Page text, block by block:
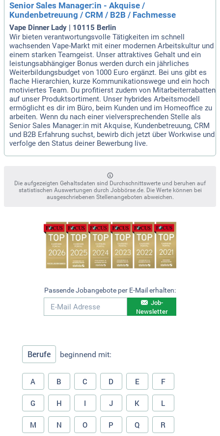
Senior Sales Manager:in - Akquise /
Kundenbetreuung / CRM / B2B / Fachmesse
Vape Dinner Lady | 10115 Berlin
Wir bieten verantwortungsvolle Tätigkeiten im schnell
wachsenden Vape-Markt mit einer modernen Arbeitskultur und
einem starken Teamgeist. Unser attraktives Gehalt und ein
leistungsabhängiger Bonus werden durch ein jährliches
Weiterbildungsbudget von 1000 Euro ergänzt. Bei uns gibt es
flache Hierarchien, kurze Kommunikationswege und ein hoch
motiviertes Team. Du profitierst zudem von Mitarbeiterrabatten
auf unser Produktsortiment. Unser hybrides Arbeitsmodell
ermöglicht es dir im Büro, beim Kunden und im Homeoffice zu
arbeiten. Wenn du nach einer vielversprechenden Stelle als
Senior Sales Manager:in mit Akquise, Kundenbetreuung, CRM
und B2B Erfahrung suchst, bewirb dich jetzt über Workwise und
verfolge den Status deiner Bewerbung live.
Die aufgezeigten Gehaltsdaten sind Durchschnittswerte und beruhen auf
statistischen Auswertungen durch Jobbörse.de. Die Werte können bei
ausgeschriebenen Stellenangeboten abweichen.
Passende Jobangebote per E-Mail erhalten:
Job-
Newsletter
Berufe beginnend mit:
A B C D E F
G H I J K L
M N O P Q R